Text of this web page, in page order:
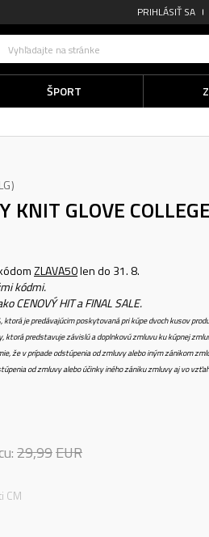
PRIHLÁSIŤ SA
Vyhľadajte na stránke
ŠPORT
KNIT GLOVE COLLEGE
ZLAVA50len do 31. 8.
kódmi.
CENOVÝ HIT a FINAL SALE.
ktorá je predávajúcim poskytovaná pri kúpe dvoch kusov
predstavuje závislú a doplnkovú zmluvu ku kúpnej
že v prípade odstúpenia od zmluvy alebo iným zánikom
od zmluvy alebo účinky iného zániku zmluvy aj vo
29,99EUR
CM